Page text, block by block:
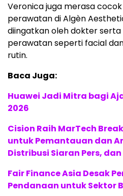
Veronica juga merasa
perawatan di Algèn
diingatkan oleh dokter
perawatan seperti facial
rutin.
Baca Juga:
Huawei Jadi Mitra bagi
2026
Cision Raih MarTech
untuk Pemantauan dan
Distribusi Siaran Pers, dan
Fair Finance Asia Desak
Pendanaan untuk Sektor